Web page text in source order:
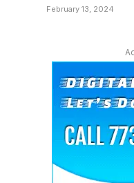
February 13, 2024